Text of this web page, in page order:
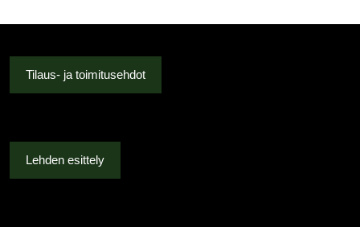
Tilaus- ja toimitusehdot
Lehden esittely